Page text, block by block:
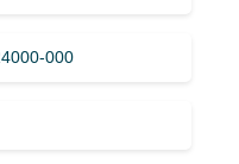
000